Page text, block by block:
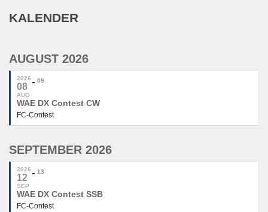
KALENDER
AUGUST 2026
2026
08
AUG
09
WAE DX Contest CW
FC-Contest
SEPTEMBER 2026
2026
12
SEP
13
WAE DX Contest SSB
FC-Contest